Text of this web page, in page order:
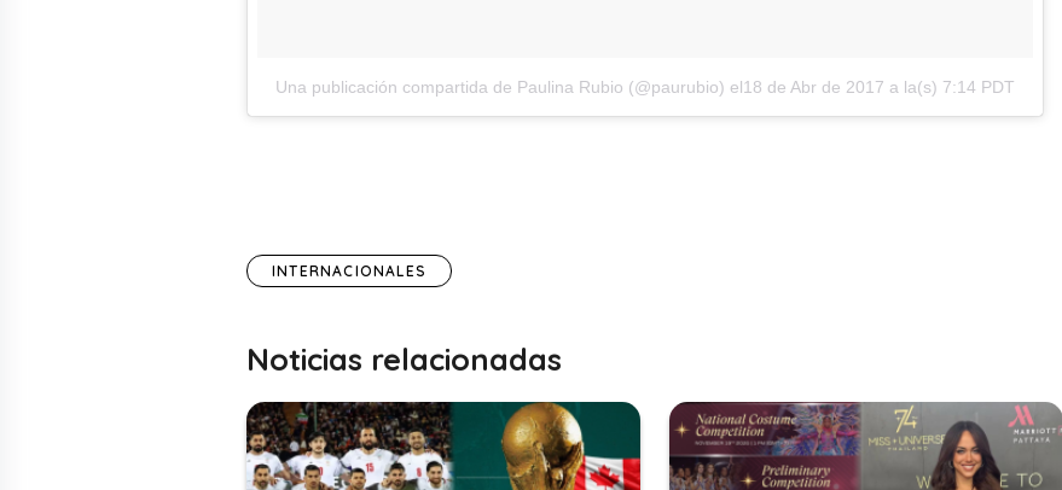
Una publicación compartida de Paulina Rubio (@paurubio) el18 de Abr de 2017 a la(s) 7:14 PDT
INTERNACIONALES
Noticias relacionadas